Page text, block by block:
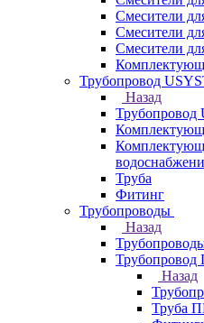
Смесители
Смесители
Смесители
Трубопровод
Назад
Трубопровод
Труба
Фитинг
Трубопроводы
Назад
Назад
Труба